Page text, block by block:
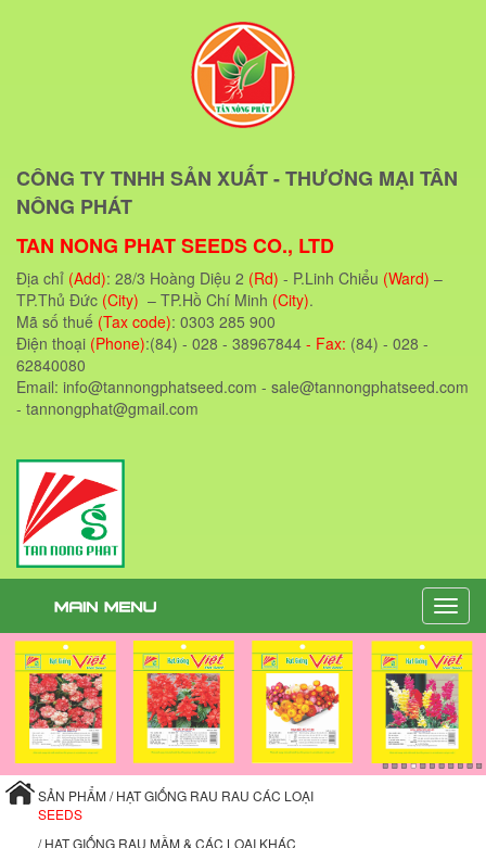
CÔNG TY TNHH SẢN XUẤT - THƯƠNG MẠI TÂN
NÔNG PHÁT
TAN NONG PHAT SEEDS CO., LTD
Địa chỉ (Add): 28/3 Hoàng Diệu 2 (Rd) - P.Linh Chiểu (Ward) –
TP.Thủ Đức (City) – TP.Hồ Chí Minh (City).
Mã số thuế (Tax code): 0303 285 900
Điện thoại (Phone):(84) - 028 - 38967844 - Fax: (84) - 028 -
62840080
Email: info@tannongphatseed.com - sale@tannongphatseed.com
- tannongphat@gmail.com
Toggle
SẢN PHẨM / HẠT GIỐNG RAU RAU CÁC LOẠI
SEEDS
/ HẠT GIỐNG RAU MẦM & CÁC LOẠI KHÁC